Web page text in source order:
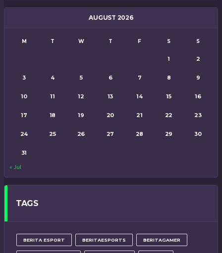
AUGUST 2026
M T W T F S S
1 2
3 4 5 6 7 8 9
10 11 12 13 14 15 16
17 18 19 20 21 22 23
24 25 26 27 28 29 30
31
« Jul
TAGS
BERITA ESPORT BERITAESPORTS BERITAGAMER